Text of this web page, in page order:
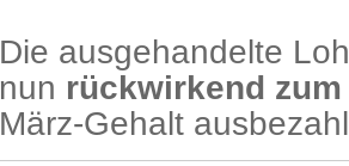
Die ausgehandelte
nun rückwirkend
März-Gehalt